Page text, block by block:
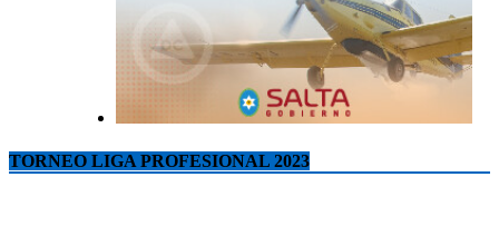
TORNEO LIGA PROFESIONAL 2023